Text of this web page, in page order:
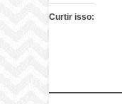
Curtir isso: